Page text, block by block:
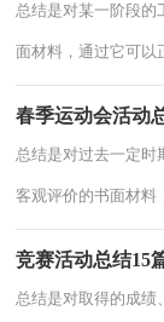
总结是对某一阶段的
面材料，通过它可以
春季运动会活动
总结是对过去一定时
客观评价的书面材料
竞赛活动总结15
总结是对取得的成绩